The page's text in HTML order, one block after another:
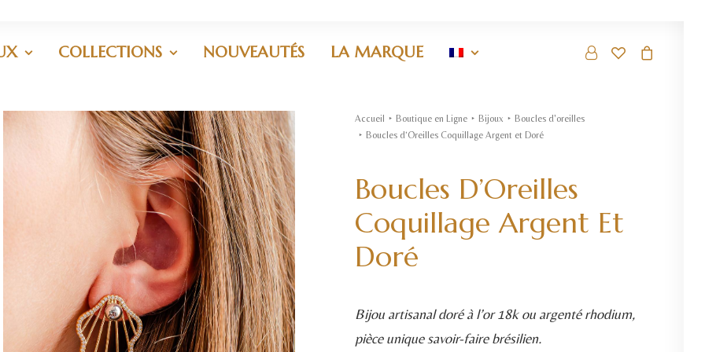
COLLECTIONS NOUVEAUTÉS LA MARQUE
Accueil Boutique en Ligne Bijoux
Boucles d'oreilles
Boucles d’Oreilles Coquillage Argent et Doré
Boucles D’Oreilles
Coquillage Argent Et
Doré
Bijou artisanal doré à l’or 18k ou argenté rhodium,
pièce unique savoir-faire brésilien.